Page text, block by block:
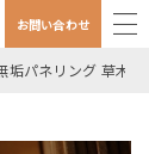
お問い合わせ
パネリング 草木染